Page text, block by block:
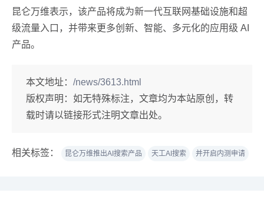
昆仑万维表示，该产品将成为新一代互联网基础设施和超
级流量入口，并带来更多创新、智能、多元化的应用级 AI
产品。
本文地址： /news/3613.html
版权声明： 如无特殊标注，文章均为本站原创，转
载时请以链接形式注明文章出处。
相关标签： 昆仑万维推出AI搜索产品 天工AI搜索 并开启内测申请